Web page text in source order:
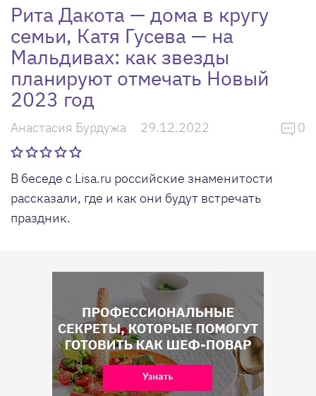
Рита Дакота — дома в кругу
семьи, Катя Гусева — на
Мальдивах: как звезды
планируют отмечать Новый
2023 год
Анастасия Бурдужа 29.12.2022 0
В беседе с Lisa.ru российские знаменитости
рассказали, где и как они будут встречать
праздник.